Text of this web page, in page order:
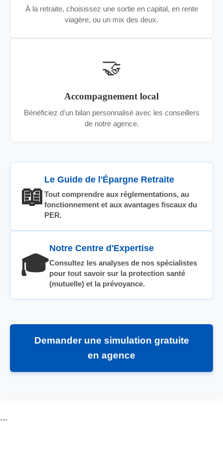
À la retraite, choisissez une sortie en capital, en rente
viagère, ou un mix des deux.
🤝
Accompagnement local
Bénéficiez d'un bilan personnalisé avec les conseillers
de notre agence.
📖
Le Guide de l'Épargne Retraite
Tout comprendre aux réglementations, au
fonctionnement et aux avantages fiscaux du
PER.
🎓
Notre Centre d'Expertise
Consultez les analyses de nos spécialistes
pour tout savoir sur la protection santé
(mutuelle) et la prévoyance.
Demander une simulation gratuite
en agence
```